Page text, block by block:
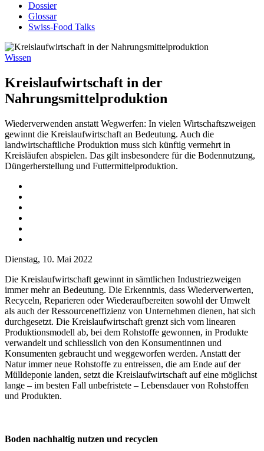
Dossier
Glossar
Swiss-Food Talks
Wissen
Kreislaufwirtschaft in der
Nahrungsmittelproduktion
Wiederverwenden anstatt Wegwerfen: In vielen Wirtschaftszweigen
gewinnt die Kreislaufwirtschaft an Bedeutung. Auch die
landwirtschaftliche Produktion muss sich künftig vermehrt in
Kreisläufen abspielen. Das gilt insbesondere für die Bodennutzung,
Düngerherstellung und Futtermittelproduktion.
Dienstag, 10. Mai 2022
Die Kreislaufwirtschaft gewinnt in sämtlichen Industriezweigen
immer mehr an Bedeutung. Die Erkenntnis, dass Wiederverwerten,
Recyceln, Reparieren oder Wiederaufbereiten sowohl der Umwelt
als auch der Ressourceneffizienz von Unternehmen dienen, hat sich
durchgesetzt. Die Kreislaufwirtschaft grenzt sich vom linearen
Produktionsmodell ab, bei dem Rohstoffe gewonnen, in Produkte
verwandelt und schliesslich von den Konsumentinnen und
Konsumenten gebraucht und weggeworfen werden. Anstatt der
Natur immer neue Rohstoffe zu entreissen, die am Ende auf der
Mülldeponie landen, setzt die Kreislaufwirtschaft auf eine möglichst
lange – im besten Fall unbefristete – Lebensdauer von Rohstoffen
und Produkten.
Boden nachhaltig nutzen und recyclen